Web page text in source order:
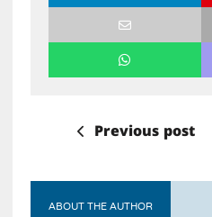
Previous post
ABOUT THE AUTHOR